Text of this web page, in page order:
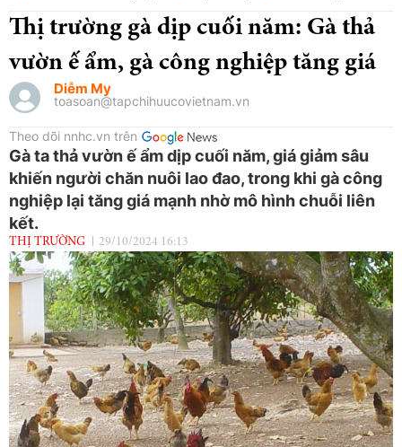
Thị trường gà dịp cuối năm: Gà thả
vườn ế ẩm, gà công nghiệp tăng giá
Diễm My
toasoan@tapchihuucovietnam.vn
Theo dõi nnhc.vn trên
Gà ta thả vườn ế ẩm dịp cuối năm, giá giảm sâu
khiến người chăn nuôi lao đao, trong khi gà công
nghiệp lại tăng giá mạnh nhờ mô hình chuỗi liên
kết.
THỊ TRƯỜNG 29/10/2024 16:13